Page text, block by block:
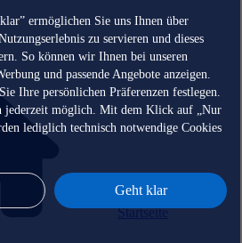
ermöglichen Sie uns Ihnen über
zu servieren und dieses
So können wir Ihnen bei unseren
und passende Angebote anzeigen.
Ihre persönlichen Präferenzen festlegen.
jederzeit möglich. Mit dem Klick auf „Nur
lediglich technisch notwendige Cookies
Geht klar
Startseite